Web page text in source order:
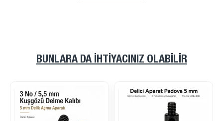
BUNLARA DA İHTIYACINIZ OLABILIR